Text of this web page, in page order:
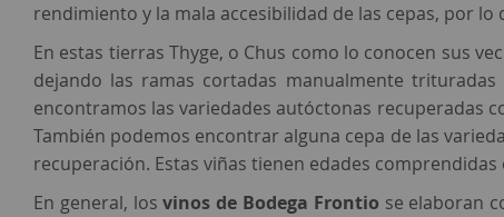
rendimiento y la mala accesibilidad de las cepas, por
En estas tierras Thyge, o Chus como lo conocen sus
dejando las ramas cortadas manualmente
encontramos las variedades autóctonas recuperadas
También podemos encontrar alguna cepa de las
recuperación. Estas viñas tienen edades comprendidas
En general, losvinos de Bodega Frontio se elaboran